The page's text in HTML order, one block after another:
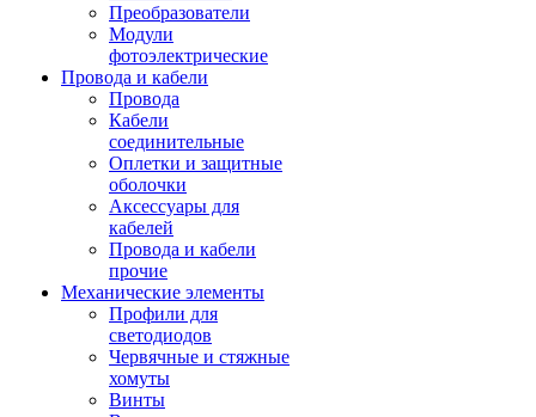
Преобразователи
Модули
фотоэлектрические
Провода и кабели
Провода
Кабели
соединительные
Оплетки и защитные
оболочки
Аксессуары для
кабелей
Провода и кабели
прочие
Механические элементы
Профили для
светодиодов
Червячные и стяжные
хомуты
Винты